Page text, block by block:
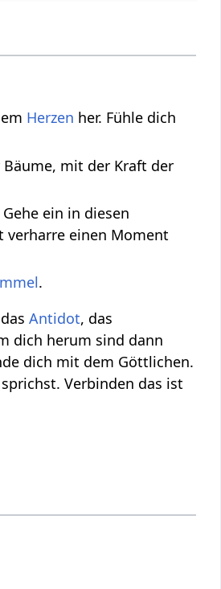
Herzen her. Fühle dich
Bäume, mit der Kraft der
ein in diesen
verharre einen Moment
.
dasAntidot, das
dich herum sind dann
dich mit dem Göttlichen.
Verbinden das ist